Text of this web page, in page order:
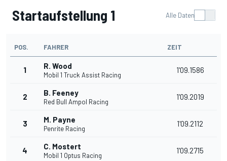
Startaufstellung 1 Alle Daten
POS. FAHRER ZEIT
1 R. Wood
Mobil 1 Truck Assist Racing
1'09.1586
2 B. Feeney
Red Bull Ampol Racing
1'09.2019
3 M. Payne
Penrite Racing
1'09.2112
4 C. Mostert
Mobil 1 Optus Racing
1'09.2715